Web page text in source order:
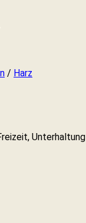
/ Harz
Unterhaltung